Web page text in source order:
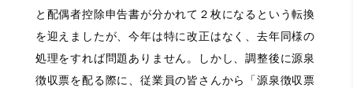
と配偶者控除申告書が分かれて２枚になるという転換
を迎えましたが、今年は特に改正はなく、去年同様の
処理をすれば問題ありません。しかし、調整後に源泉
徴収票を配る際に、従業員の皆さんから「源泉徴収票